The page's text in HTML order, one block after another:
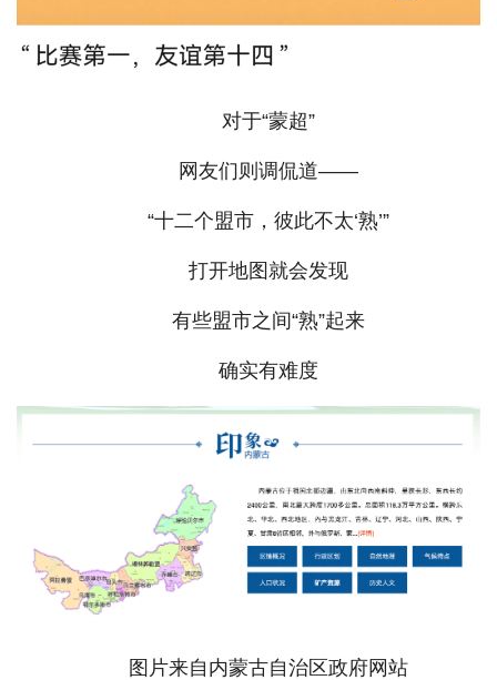
对于“蒙超”
网友们则调侃道——
“十二个盟市，彼此不太‘熟’”
打开地图就会发现
有些盟市之间“熟”起来
确实有难度
图片来自内蒙古自治区政府网站